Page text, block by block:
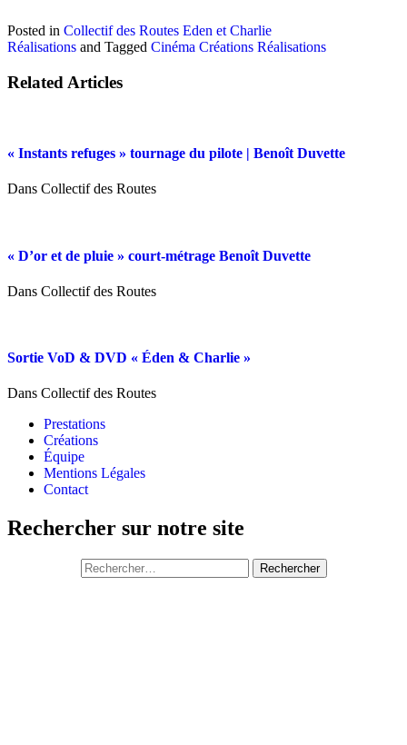
Posted in Collectif des Routes Eden et Charlie
Réalisations and Tagged Cinéma Créations Réalisations
Related Articles
« Instants refuges » tournage du pilote | Benoît Duvette
Dans Collectif des Routes
« D’or et de pluie » court-métrage Benoît Duvette
Dans Collectif des Routes
Sortie VoD & DVD « Éden & Charlie »
Dans Collectif des Routes
Prestations
Créations
Équipe
Mentions Légales
Contact
Rechercher sur notre site